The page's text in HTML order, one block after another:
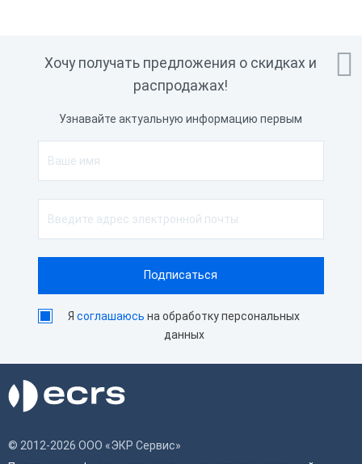

Хочу получать предложения о скидках и
распродажах!
Узнавайте актуальную информацию первым
Ясоглашаюсь на обработку персональных
данных
© 2012-2026 ООО «ЭКР Сервис»